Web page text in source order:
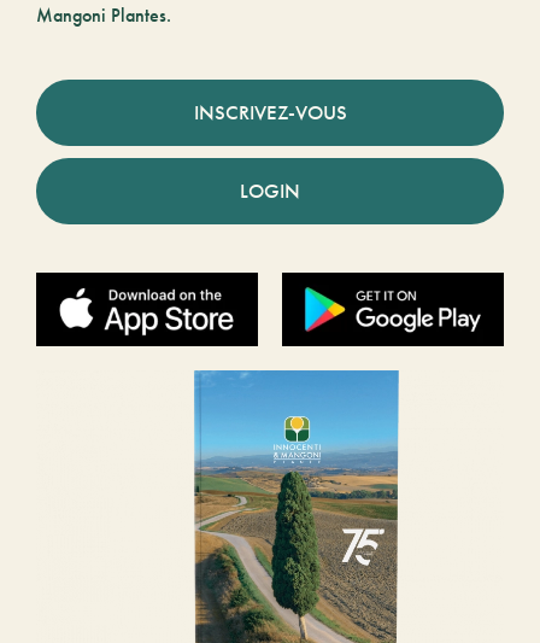
Mangoni Plantes.
INSCRIVEZ-VOUS
LOGIN